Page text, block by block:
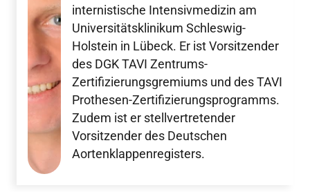
internistische Intensivmedizin am
Universitätsklinikum Schleswig-
Holstein in Lübeck. Er ist Vorsitzender
des DGK TAVI Zentrums-
Zertifizierungsgremiums und des TAVI
Prothesen-Zertifizierungsprogramms.
Zudem ist er stellvertretender
Vorsitzender des Deutschen
Aortenklappenregisters.